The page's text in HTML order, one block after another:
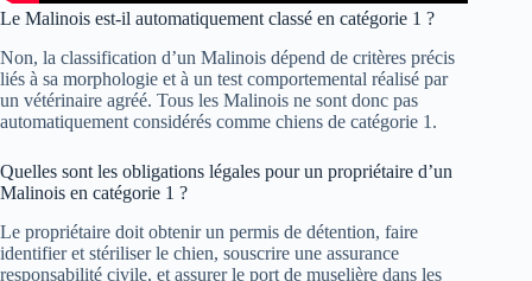
Le Malinois est-il automatiquement classé en catégorie 1 ?
Non, la classification d’un Malinois dépend de critères précis
liés à sa morphologie et à un test comportemental réalisé par
un vétérinaire agréé. Tous les Malinois ne sont donc pas
automatiquement considérés comme chiens de catégorie 1.
Quelles sont les obligations légales pour un propriétaire d’un
Malinois en catégorie 1 ?
Le propriétaire doit obtenir un permis de détention, faire
identifier et stériliser le chien, souscrire une assurance
responsabilité civile, et assurer le port de muselière dans les